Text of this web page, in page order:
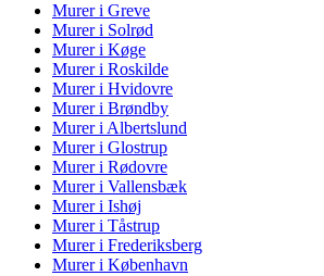
Murer i Greve
Murer i Solrød
Murer i Køge
Murer i Roskilde
Murer i Hvidovre
Murer i Brøndby
Murer i Albertslund
Murer i Glostrup
Murer i Rødovre
Murer i Vallensbæk
Murer i Ishøj
Murer i Tåstrup
Murer i Frederiksberg
Murer i København